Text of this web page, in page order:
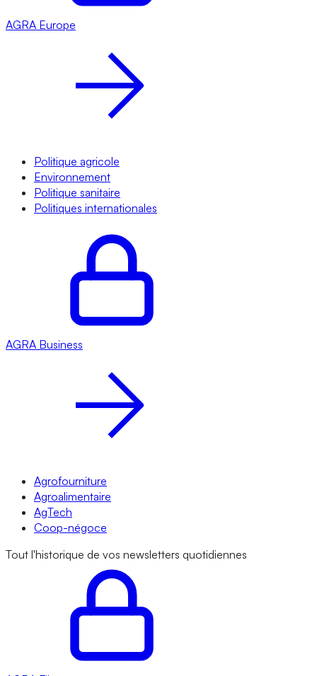
AGRA Europe
Politique agricole
Environnement
Politique sanitaire
Politiques internationales
AGRA Business
Agrofourniture
Agroalimentaire
AgTech
Coop-négoce
Tout l'historique de vos newsletters quotidiennes